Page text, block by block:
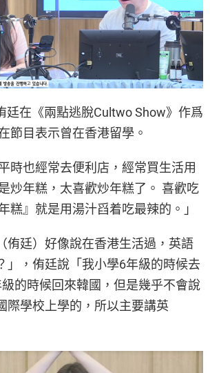
廷在《兩點逃脫Cultwo Show》作爲
節目表示曾在香港留學。
時也經常去便利店，經常買生活用
炒年糕，太喜歡炒年糕了。 喜歡吃
糕』就是用湯汁舀着吃最辣的。」
侑廷）好像說在香港生活過，英語
」，侑廷說「我小學6年級的時候去
的時候回來韓國，但是幾乎不會說
際學校上學的，所以主要講英